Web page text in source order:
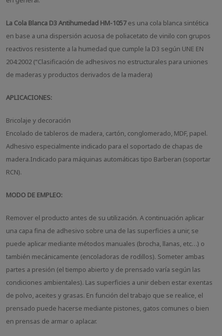
La Cola Blanca D3 Antihumedad HM-1057es una cola blanca sintética
en base a una dispersión acuosa de poliacetato de vinilo con grupos
reactivos resistente a la humedad que cumple la D3 según UNE EN
204:2002 (“Clasificación de adhesivos no estructurales para uniones
de maderas y productos derivados de la madera)
APLICACIONES:
Bricolaje y decoración
Encolado de tableros de madera, cartón, conglomerado, MDF, papel.
Adhesivo especialmente indicado para el soportado de chapas de
madera.Indicado para máquinas automáticas tipo Barberan (soportar
RCN).
MODO DE EMPLEO:
Remover el producto antes de su utilización. A continuación aplicar
una capa fina de adhesivo sobre una de las superficies a unir, se
puede aplicar mediante métodos manuales (brocha, llanas, etc…) o
también mecánicamente (encoladoras de rodillos). Someter ambas
partes a presión (el tiempo abierto y de prensado varía según las
condiciones ambientales). Las superficies a unir deben estar exentas
de polvo, aceites y grasas. En función del trabajo que se realice, el
prensado puede hacerse mediante pistones, gatos comunes o bien
en prensas de armar o aplacar.